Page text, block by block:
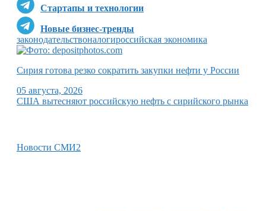
Стартапы и технологии
Новые бизнес-тренды
законодательствоналогироссийская экономика
Сирия готова резко сократить закупки нефти у России
05 августа, 2026
США вытесняют российскую нефть с сирийского рынка
Новости СМИ2